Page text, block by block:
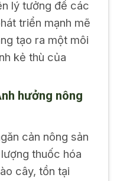
lý tưởng để các
triển mạnh mẽ
tạo ra một môi
kẻ thù của
hưởng nông
cản nông sản
thuốc hóa
cây, tồn tại